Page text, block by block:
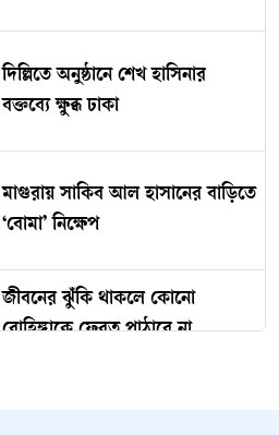
দিল্লিতে অনুষ্ঠানে শেখ হাসিনার
বক্তব্যে ক্ষুব্ধ ঢাকা
মাগুরায় সাকিব আল হাসানের বাড়িতে
‘বোমা’ নিক্ষেপ
জীবনের ঝুঁকি থাকলে কোনো
রোহিঙ্গাকে ফেরত পাঠাবে না